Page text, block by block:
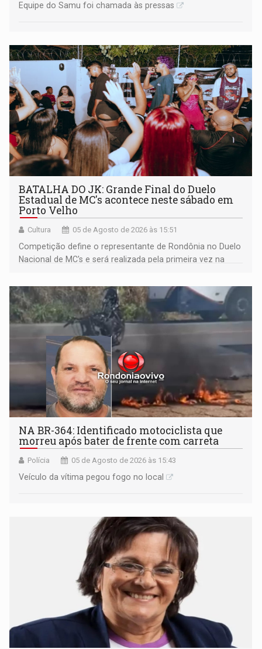
Equipe do Samu foi chamada às pressas
BATALHA DO JK: Grande Final do Duelo
Estadual de MC's acontece neste sábado em
Porto Velho
Cultura 05 de Agosto de 2026 às 15:51
Competição define o representante de Rondônia no Duelo
Nacional de MC's e será realizada pela primeira vez na
NA BR-364: Identificado motociclista que
morreu após bater de frente com carreta
Polícia 05 de Agosto de 2026 às 15:43
Veículo da vítima pegou fogo no local